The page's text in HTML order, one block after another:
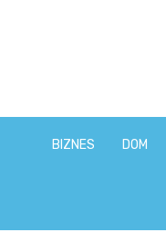
BIZNES DOM